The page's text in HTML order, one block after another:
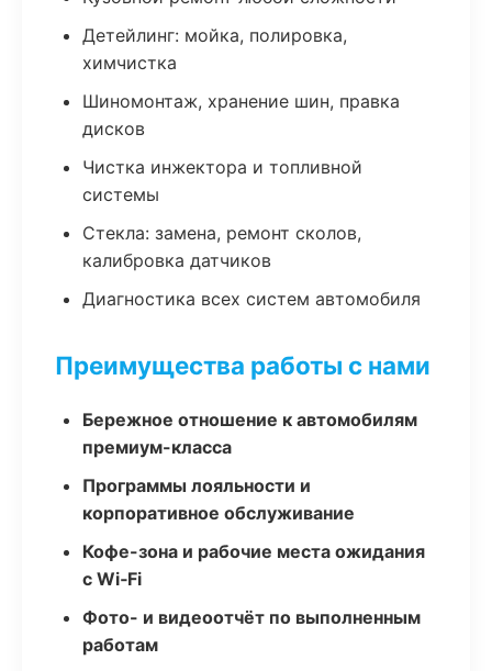
Детейлинг: мойка, полировка,
химчистка
Шиномонтаж, хранение шин, правка
дисков
Чистка инжектора и топливной
системы
Стекла: замена, ремонт сколов,
калибровка датчиков
Диагностика всех систем автомобиля
Преимущества работы с нами
Бережное отношение к автомобилям
премиум-класса
Программы лояльности и
корпоративное обслуживание
Кофе-зона и рабочие места ожидания
с Wi‑Fi
Фото- и видеоотчёт по выполненным
работам